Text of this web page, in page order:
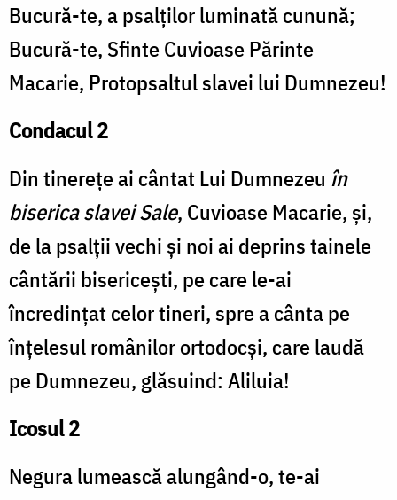
Bucură-te, a psalților luminată cunună;
Bucură-te, Sfinte Cuvioase Părinte
Macarie, Protopsaltul slavei lui Dumnezeu!
Condacul 2
Din tinerețe ai cântat Lui Dumnezeu în
biserica slavei Sale, Cuvioase Macarie, și,
de la psalții vechi și noi ai deprins tainele
cântării bisericești, pe care le-ai
încredințat celor tineri, spre a cânta pe
înțelesul românilor ortodocși, care laudă
pe Dumnezeu, glăsuind: Aliluia!
Icosul 2
Negura lumească alungând-o, te-ai